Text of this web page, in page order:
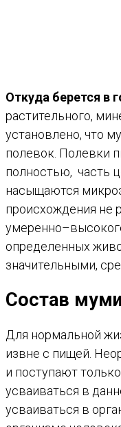
Откуда берется в
растительного,
установлено, что
полевок. Полевки
полностью, часть
насыщаются
происхождения не
определенных
значительными,
Состав
Для нормальной
извне с пищей.
и поступают
усваиваться в
усваиваться в